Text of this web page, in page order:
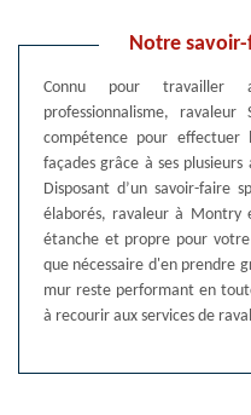
Notre
Connu pour travailler
professionnalisme,
compétence pour
façades grâce à ses
Disposant d’un savoir-faire
élaborés, ravaleur à Montry
étanche et propre pour
que nécessaire d'en prendre
mur reste performant en
à recourir aux services de